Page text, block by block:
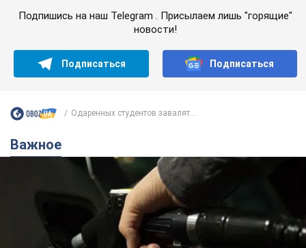
Подпишись на наш Telegram . Присылаем лишь "горящие"
новости!
Подписаться Подписаться
Одаренных студентов завалят...
Важное